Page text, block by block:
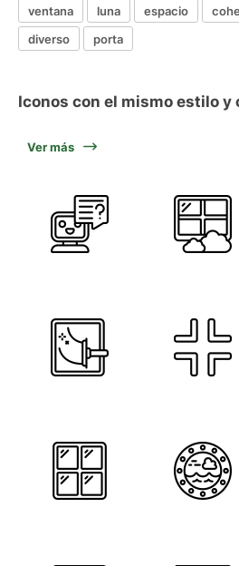
ventana luna espacio
diverso
porta
Iconos con el mismo estilo y
Ver más